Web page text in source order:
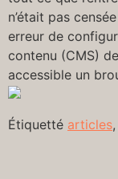
n’était pas
erreur de
contenu (CMS)
accessible un
Étiquetté articles,